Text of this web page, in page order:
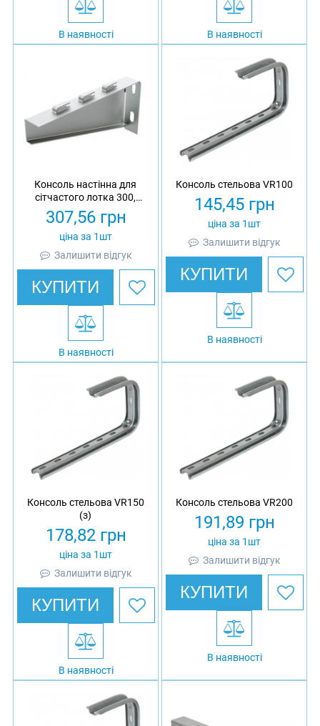
В наявності В наявності
Консоль настінна для
сітчастого лотка 300,
товщина 1.5 мм,
оцинкована, Ardic
307,56грн
ціна за 1шт
Залишити відгук
КУПИТИ
В наявності
Консоль стельова VR100
145,45грн
ціна за 1шт
Залишити відгук
КУПИТИ
В наявності
Консоль стельова VR150
(з)
178,82грн
ціна за 1шт
Залишити відгук
КУПИТИ
В наявності
Консоль стельова VR200
191,89 грн
ціна за 1шт
Залишити відгук
КУПИТИ
В наявності